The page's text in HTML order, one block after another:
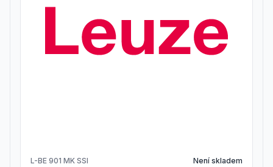
L-BE 901 MK SSI Není skladem